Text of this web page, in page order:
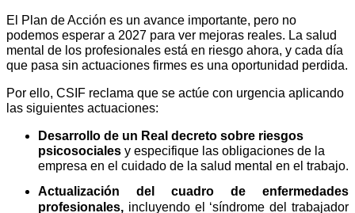
El Plan de Acción es un avance importante, pero no
podemos esperar a 2027 para ver mejoras reales. La salud
mental de los profesionales está en riesgo ahora, y cada día
que pasa sin actuaciones firmes es una oportunidad perdida.
Por ello, CSIF reclama que se actúe con urgencia aplicando
las siguientes actuaciones:
Desarrollo de un Real decreto sobre riesgos
psicosociales y especifique las obligaciones de la
empresa en el cuidado de la salud mental en el trabajo.
Actualización del cuadro de enfermedades
profesionales, incluyendo el ‘síndrome del trabajador